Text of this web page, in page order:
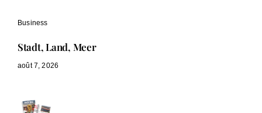
Business
Stadt, Land, Meer
août 7, 2026